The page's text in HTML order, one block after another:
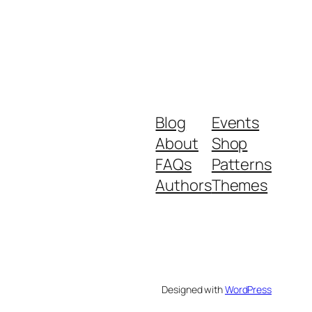
Blog
About
FAQs
Authors
Events
Shop
Patterns
Themes
Designed withWordPress